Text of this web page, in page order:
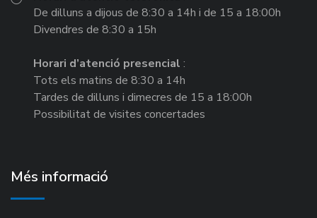
De dilluns a dijous de 8:30 a 14h i de 15 a 18:00h
Divendres de 8:30 a 15h
Horari d’atenció presencial :
Tots els matins de 8:30 a 14h
Tardes de dilluns i dimecres de 15 a 18:00h
Possibilitat de visites concertades
Més informació